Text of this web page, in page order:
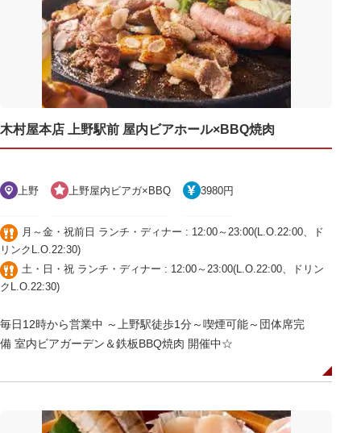
木村屋本店 上野駅前 屋内ビアホール×BBQ焼肉
上野 上野屋内ビアガ×BBQ 3980円
月～金・祝前日 ランチ・ディナー : 12:00～23:00(L.O.22:00、ド
リンクL.O.22:30)
土・日・祝 ランチ・ディナー : 12:00～23:00(L.O.22:00、ドリン
クL.O.22:30)
毎日12時から営業中 ～上野駅徒歩1分～喫煙可能～団体席完
備 室内ビアガーデン＆鉄板BBQ焼肉 開催中☆